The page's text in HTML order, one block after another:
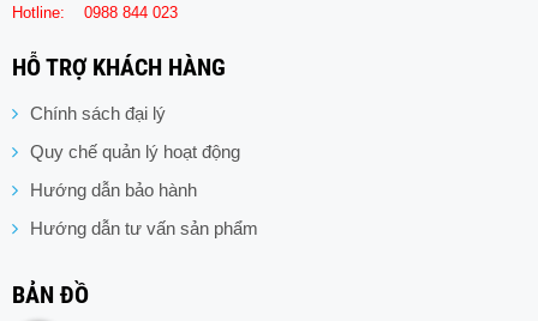
Hotline:
0988 844 023
HỖ TRỢ KHÁCH HÀNG
Chính sách đại lý
Quy chế quản lý hoạt động
Hướng dẫn bảo hành
Hướng dẫn tư vấn sản phẩm
BẢN ĐỒ